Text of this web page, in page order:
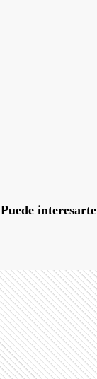
Puede interesarte